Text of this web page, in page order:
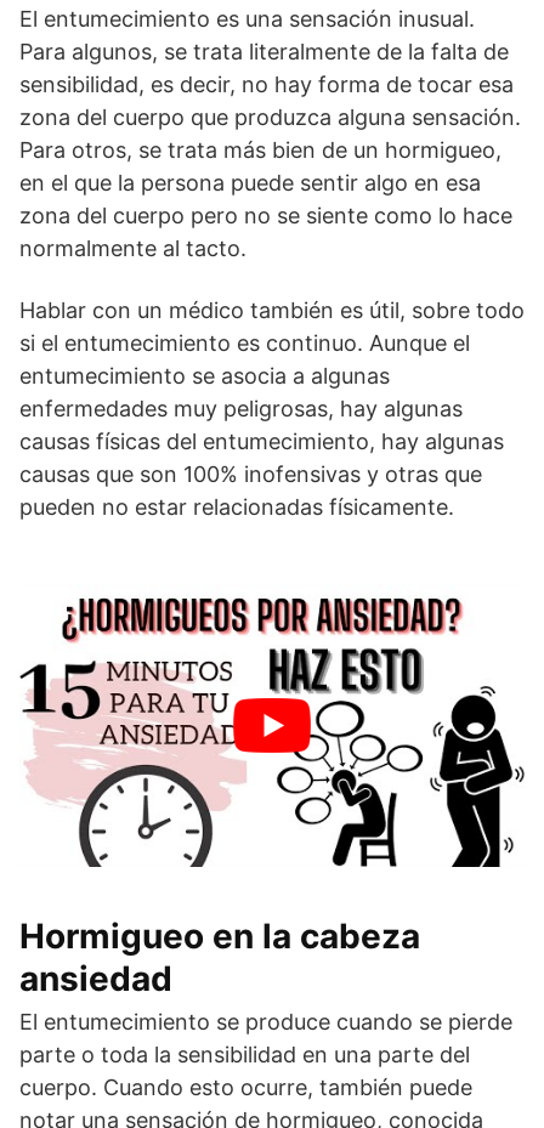
El entumecimiento es una sensación inusual.
Para algunos, se trata literalmente de la falta de
sensibilidad, es decir, no hay forma de tocar esa
zona del cuerpo que produzca alguna sensación.
Para otros, se trata más bien de un hormigueo,
en el que la persona puede sentir algo en esa
zona del cuerpo pero no se siente como lo hace
normalmente al tacto.
Hablar con un médico también es útil, sobre todo
si el entumecimiento es continuo. Aunque el
entumecimiento se asocia a algunas
enfermedades muy peligrosas, hay algunas
causas físicas del entumecimiento, hay algunas
causas que son 100% inofensivas y otras que
pueden no estar relacionadas físicamente.
Hormigueo en la cabeza
ansiedad
El entumecimiento se produce cuando se pierde
parte o toda la sensibilidad en una parte del
cuerpo. Cuando esto ocurre, también puede
notar una sensación de hormigueo, conocida